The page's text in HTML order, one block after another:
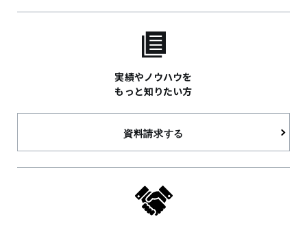
実績やノウハウを
もっと知りたい方
資料請求する